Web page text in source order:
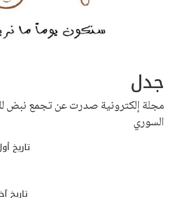
جدل
مجلة إلكترونية صدرت عن تجمع نبض
السوري
تاريخ
تاريخ